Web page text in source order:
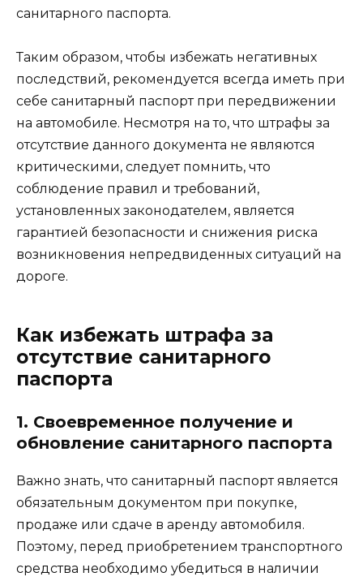
санитарного паспорта.
Таким образом, чтобы избежать негативных
последствий, рекомендуется всегда иметь при
себе санитарный паспорт при передвижении
на автомобиле. Несмотря на то, что штрафы за
отсутствие данного документа не являются
критическими, следует помнить, что
соблюдение правил и требований,
установленных законодателем, является
гарантией безопасности и снижения риска
возникновения непредвиденных ситуаций на
дороге.
Как избежать штрафа за
отсутствие санитарного
паспорта
1. Своевременное получение и
обновление санитарного паспорта
Важно знать, что санитарный паспорт является
обязательным документом при покупке,
продаже или сдаче в аренду автомобиля.
Поэтому, перед приобретением транспортного
средства необходимо убедиться в наличии